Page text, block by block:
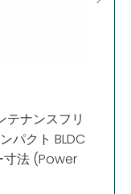
テナンスフリ
パクト BLDC
法 (Power